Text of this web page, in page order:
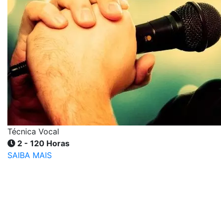
Técnica Vocal
2 - 120 Horas
SAIBA MAIS